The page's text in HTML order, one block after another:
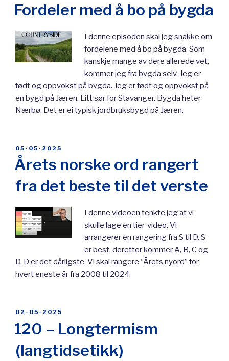
Fordeler med å bo på bygda
I denne episoden skal jeg snakke om
fordelene med å bo på bygda. Som
kanskje mange av dere allerede vet,
kommer jeg fra bygda selv. Jeg er
født og oppvokst på bygda. Jeg er født og oppvokst på
en bygd på Jæren. Litt sør for Stavanger. Bygda heter
Nærbø. Det er ei typisk jordbruksbygd på Jæren.
POSTED
ON
05-05-2025
Årets norske ord rangert
fra det beste til det verste
I denne videoen tenkte jeg at vi
skulle lage en tier-video. Vi
arrangerer en rangering fra S til D. S
er best, deretter kommer A, B, C og
D. D er det dårligste. Vi skal rangere “Årets nyord” for
hvert eneste år fra 2008 til 2024.
POSTED
02-05-2025
120 – Longtermism
(langtidsetikk)